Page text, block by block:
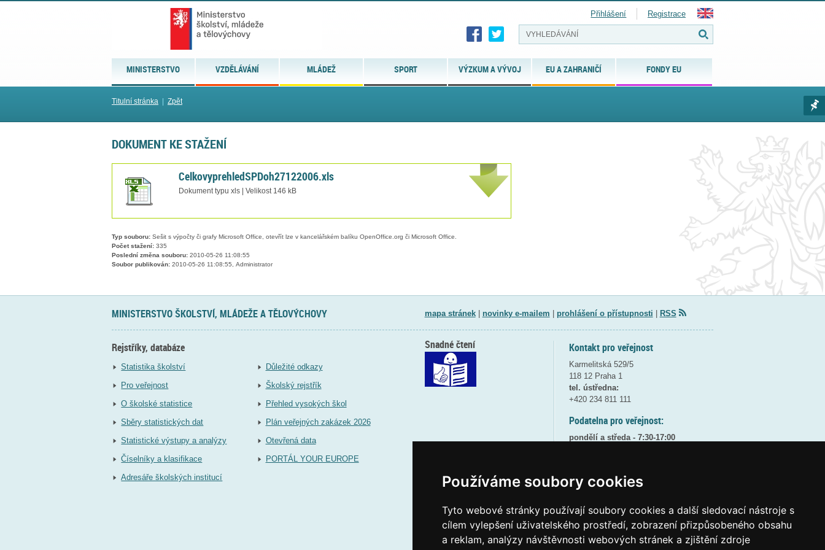
Používáme soubory cookies
Tyto webové stránky používají soubory cookies a další sledovací nástroje s
cílem vylepšení uživatelského prostředí, zobrazení přizpůsobeného obsahu
a reklam, analýzy návštěvnosti webových stránek a zjištění zdroje
MINISTERSTVO VZDĚLÁVÁNÍ MLÁDEŽ SPORT VÝZKUM A VÝVOJ EU A ZAHRANIČÍ FONDY EU
Přihlášení Registrace
Titulní stránka Zpět
DOKUMENT KE STAŽENÍ
CelkovyprehledSPDoh27122006.xls
Dokument typu xls | Velikost 146 kB
Typ souboru: Sešit s výpočty či grafy Microsoft Office, otevřít lze v kancelářském balíku OpenOffice.org či Microsoft Office.
Počet stažení: 335
Poslední změna souboru: 2010-05-26 11:08:55
Soubor publikován: 2010-05-26 11:08:55, Administrator
MINISTERSTVO ŠKOLSTVÍ, MLÁDEŽE A TĚLOVÝCHOVY mapa stránek| novinky e-mailem prohlášení o přístupnosti RSS
Rejstříky, databáze
Statistika školství
Pro veřejnost
O školské statistice
Sběry statistických dat
Statistické výstupy a analýzy
Číselníky a klasifikace
Adresáře školských institucí
Důležité odkazy
Školský rejstřík
Přehled vysokých škol
Plán veřejných zakázek 2026
Otevřená data
PORTÁL YOUR EUROPE
Kontakt pro veřejnost
Karmelitská 529/5
118 12 Praha 1
tel. ústředna:
+420 234 811 111
Podatelna pro veřejnost:
pondělí a středa - 7:30-17:00
8:30 - 9:30 - bezpečnostní přestávka
Elektronická podatelna:
posta@msmtgov cz
Snadné čtení